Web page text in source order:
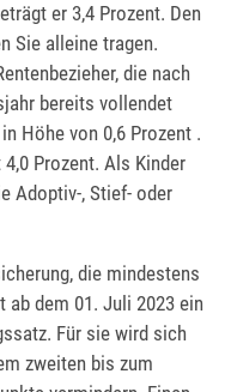
er 3,4 Prozent. Den
Sie alleine tragen.
die nach
bereits vollendet
Höhe von 0,6 Prozent .
Prozent. Als Kinder
Adoptiv-, Stief- oder
die mindestens
ab dem 01. Juli 2023 ein
Für sie wird sich
zweiten bis zum